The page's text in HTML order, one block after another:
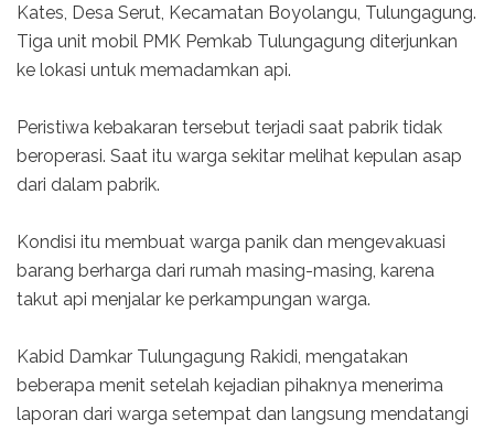
Kates, Desa Serut, Kecamatan Boyolangu, Tulungagung.
Tiga unit mobil PMK Pemkab Tulungagung diterjunkan
ke lokasi untuk memadamkan api.
Peristiwa kebakaran tersebut terjadi saat pabrik tidak
beroperasi. Saat itu warga sekitar melihat kepulan asap
dari dalam pabrik.
Kondisi itu membuat warga panik dan mengevakuasi
barang berharga dari rumah masing-masing, karena
takut api menjalar ke perkampungan warga.
Kabid Damkar Tulungagung Rakidi, mengatakan
beberapa menit setelah kejadian pihaknya menerima
laporan dari warga setempat dan langsung mendatangi